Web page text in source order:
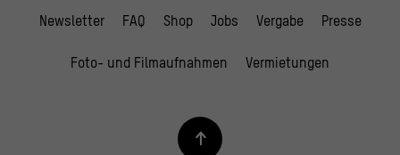
Newsletter FAQ Shop Jobs Vergabe Presse
Foto- und Filmaufnahmen Vermietungen